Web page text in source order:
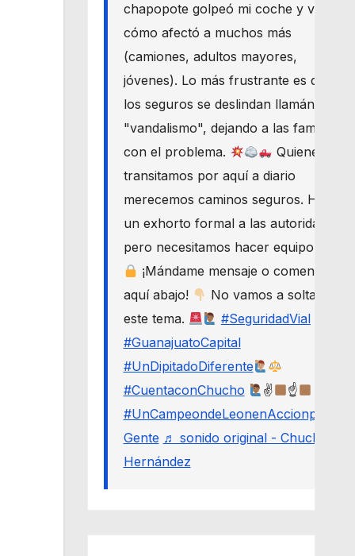
chapopote golpeó mi coche y vi
cómo afectó a muchos más
(camiones, adultos mayores,
jóvenes). Lo más frustrante es que
los seguros se deslindan llamándolo
"vandalismo", dejando a las familias
con el problema.
Quienes
transitamos por aquí a diario
merecemos caminos seguros. Haré
un exhorto formal a las autoridades,
pero necesitamos hacer equipo.
¡Mándame mensaje o comenta
aquí abajo!
No vamos a soltar
este tema.
#SeguridadVial
#GuanajuatoCapital
#UnDipitadoDiferente
#CuentaconChucho
✌
☝
#UnCampeondeLeonenAccionporLa
Gente ♬ sonido original - Chucho
Hernández